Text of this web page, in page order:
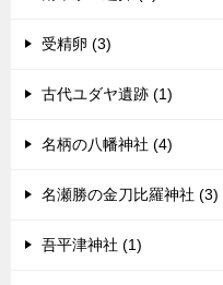
受精卵 (3)
古代ユダヤ遺跡 (1)
名柄の八幡神社 (4)
名瀬勝の金刀比羅神社 (3)
吾平津神社 (1)